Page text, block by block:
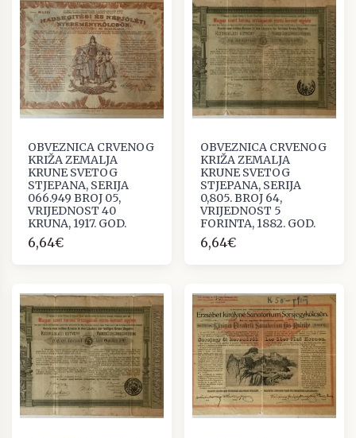
OBVEZNICA CRVENOG
KRIŽA ZEMALJA
KRUNE SVETOG
STJEPANA, SERIJA
066.949 BROJ 05,
VRIJEDNOST 40
KRUNA, 1917. GOD.
6,64€
OBVEZNICA CRVENOG
KRIŽA ZEMALJA
KRUNE SVETOG
STJEPANA, SERIJA
0,805. BROJ 64,
VRIJEDNOST 5
FORINTA, 1882. GOD.
6,64€